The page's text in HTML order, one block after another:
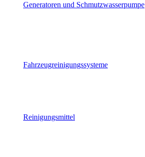
Generatoren und Schmutzwasserpumpe
Fahrzeugreinigungssysteme
Reinigungsmittel